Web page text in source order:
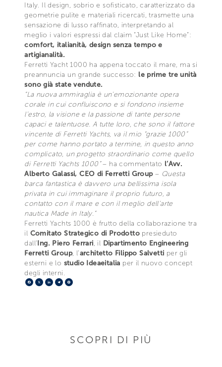
Italy. Il design, sobrio e sofisticato, caratterizzato da
geometrie pulite e materiali ricercati, trasmette una
sensazione di lusso raffinato, interpretando al
meglio i valori espressi dal claim “Just Like Home”:
comfort, italianità, design senza tempo e
artigianalità.
Ferretti Yacht 1000 ha appena toccato il mare, ma si
preannuncia un grande successo: le prime tre unità
sono già state vendute.
“La nuova ammiraglia è un’emozionante opera
corale in cui confluiscono e si fondono insieme
l’estro, la visione e la passione di tante persone
capaci e talentuose. A tutte loro, che sono il fattore
vincente di Ferretti Yachts, va il mio “grazie 1000”
per come hanno portato a termine, in questo anno
complicato, un progetto straordinario come quello
di Ferretti Yachts 1000”– ha commentato l’Avv.
Alberto Galassi, CEO di Ferretti Group– Questa
barca fantastica è davvero una bellissima isola
privata in cui immaginare il proprio futuro, a
contatto con il mare e con il meglio dell’arte
nautica Made in Italy.”
Ferretti Yachts 1000 è frutto della collaborazione tra
il Comitato Strategico di Prodottopresieduto
dall’Ing. Piero Ferrari, il Dipartimento Engineering
Ferretti Group, l’architetto Filippo Salvetti per gli
esterni e lo studio Ideaeitalia per il nuovo concept
degli interni.
Facebook
X LinkedIn
Telegram
SCOPRI DI PIÙ